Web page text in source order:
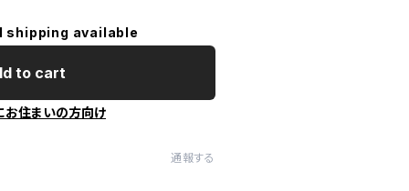
shipping available
to cart
お住まいの方向け
通報する